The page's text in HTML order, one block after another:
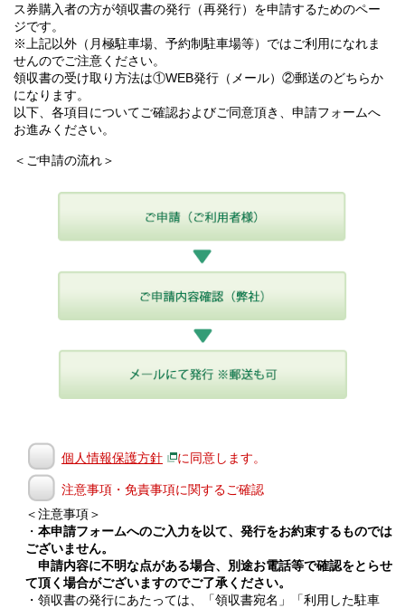
ス券購入者の方が領収書の発行（再発行）を申請するためのペー
ジです。
※上記以外（月極駐車場、予約制駐車場等）ではご利用になれま
せんのでご注意ください。
領収書の受け取り方法は①WEB発行（メール）②郵送のどちらか
になります。
以下、各項目についてご確認およびご同意頂き、申請フォームへ
お進みください。
＜ご申請の流れ＞
個人情報保護方針 に同意します。
注意事項・免責事項に関するご確認
＜注意事項＞
・ 本申請フォームへのご入力を以て、発行をお約束するものでは
ございません。
申請内容に不明な点がある場合、別途お電話等で確認をとらせ
て頂く場合がございますのでご了承ください。
・領収書の発行にあたっては、「領収書宛名」「利用した駐車